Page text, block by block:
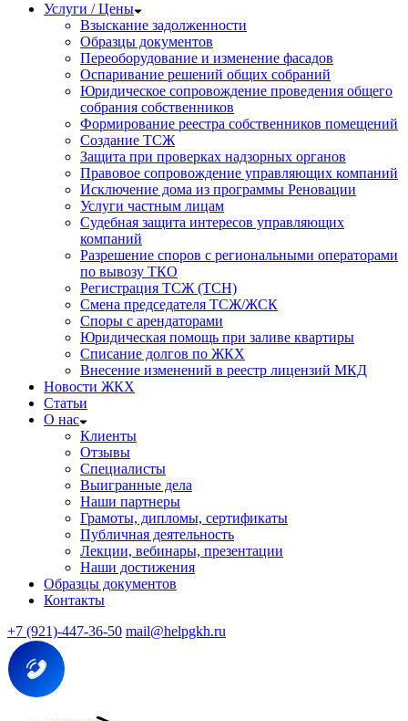
Услуги / Цены
Взыскание задолженности
Образцы документов
Переоборудование и изменение фасадов
Оспаривание решений общих собраний
Юридическое сопровождение проведения общего
собрания собственников
Формирование реестра собственников помещений
Создание ТСЖ
Защита при проверках надзорных органов
Правовое сопровождение управляющих компаний
Исключение дома из программы Реновации
Услуги частным лицам
Судебная защита интересов управляющих
компаний
Разрешение споров с региональными операторами
по вывозу ТКО
Регистрация ТСЖ (ТСН)
Смена председателя ТСЖ/ЖСК
Споры с арендаторами
Юридическая помощь при заливе квартиры
Списание долгов по ЖКХ
Внесение изменений в реестр лицензий МКД
Новости ЖКХ
Статьи
О нас
Клиенты
Отзывы
Специалисты
Выигранные дела
Наши партнеры
Грамоты, дипломы, сертификаты
Публичная деятельность
Лекции, вебинары, презентации
Наши достижения
Образцы документов
Контакты
+7 (921)-447-36-50 mail@helpgkh.ru